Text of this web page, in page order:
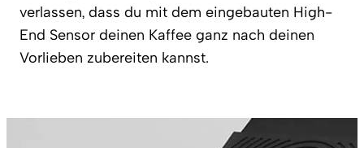
verlassen, dass du mit dem eingebauten High-
End Sensor deinen Kaffee ganz nach deinen
Vorlieben zubereiten kannst.